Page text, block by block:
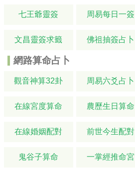
七王爺靈簽 周易每日一簽
文昌靈簽求籤 佛祖抽簽占卜
網路算命占卜
觀音神算32卦 周易六爻占卜
在線宮度算命 農歷生日算命
在線婚姻配對 前世今生配對
鬼谷子算命 一掌經推命宮